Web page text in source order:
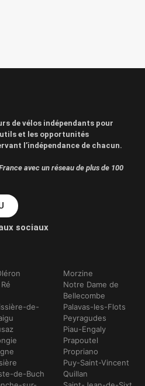
de vélos indépendants pour
et les opportunités
l’indépendance de chacun.
avec un réseau de plus de 100
sociaux
de-
de-Buch
Morzine
Notre Dame de
Bellecombe
Palavas-les-Flots
Peyragudes
Piau-Engaly
Prapoutel
Propriano
Puy-Saint-Vincent
Quillan